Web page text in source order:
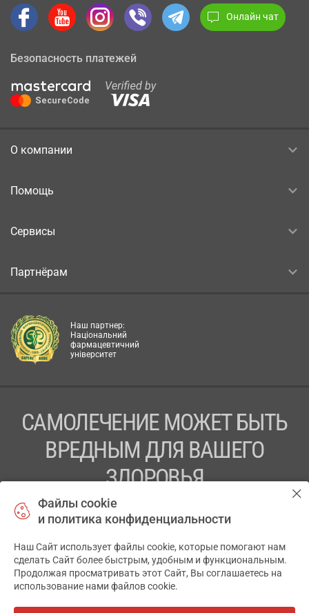
Онлайн чат
Безопасность платежей
О компании
Помощь
Сервисы
Партнёрам
Наш партнер:
Національний
фармацевтичний
університет
САМОЛЕЧЕНИЕ МОЖЕТ БЫТЬ
ВРЕДНЫМ ДЛЯ ВАШЕГО
ЗДОРОВЬЯ
ПЕРЕД ПРИМЕНЕНИЕМ ПРЕПАРАТА
ПРОКОНСУЛЬТИРУЙТЕСЬ С ВРАЧОМ
ТОВ «АПТЕКА 911.ЮА» Код ЄДРПОУ 43631965.
Отказ от ответственности
Файлы cookie
и политика конфиденциальности
Наш Сайт использует файлы cookie, которые помогают нам
сделать Сайт более быстрым, удобным и функциональным.
Продолжая просматривать этот Сайт, Вы соглашаетесь на
использование нами файлов cookie.
✕